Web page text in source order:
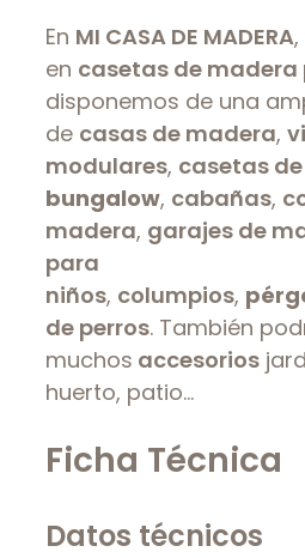
En MI CASA DE MADERA
en casetas de madera
disponemos de una
de casas de madera,
modulares, casetas
bungalow, cabañas,
madera, garajes de
para
niños, columpios,
de perros. También
muchos accesorios
huerto, patio…
Ficha Técnica
Datos técnicos